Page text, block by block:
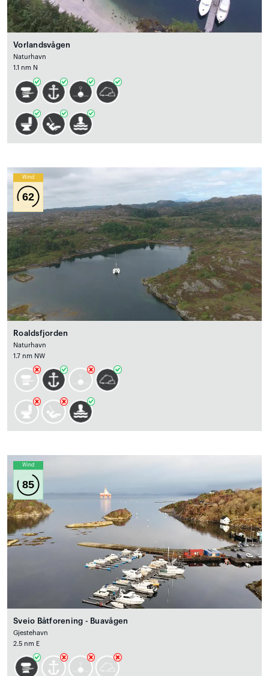
Vorlandsvågen
Naturhavn
1.1 nm N
Wind
62
Roaldsfjorden
Naturhavn
1.7 nm NW
Wind
85
Sveio Båtforening - Buavågen
Gjestehavn
2.5 nm E